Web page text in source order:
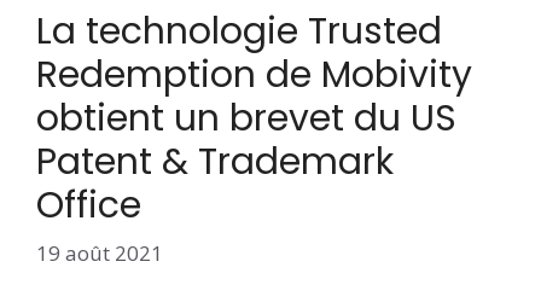
La technologie Trusted
Redemption de Mobivity
obtient un brevet du US
Patent & Trademark
Office
19 août 2021